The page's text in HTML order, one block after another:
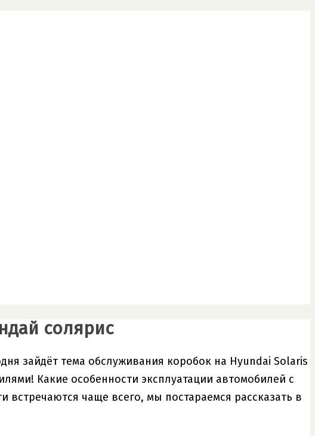
солярис
зайдёт тема обслуживания коробок на Hyundai Solaris
Какие особенности эксплуатации автомобилей с
чаще всего, мы постараемся рассказать в